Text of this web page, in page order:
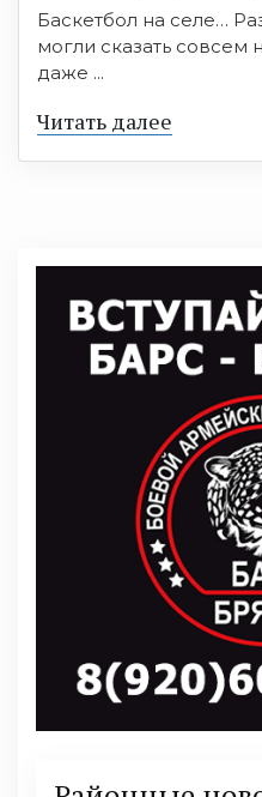
Баскетбол на селе…
могли сказать совсем
даже ...
Читать далее